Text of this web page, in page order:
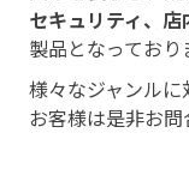
セキュリティ、
製品となっており
様々なジャンル
お客様は是非お問